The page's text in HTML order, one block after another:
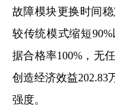
故障模块更换时间
较传统模式缩短
据合格率100%，无
创造经济效益202.83
强度。